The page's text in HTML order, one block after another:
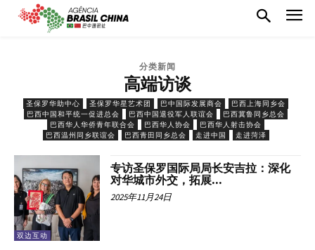
分类新闻
高端访谈
圣保罗华助中心 圣保罗华星艺术团 巴中国际发展商会
巴西上海同乡会
巴西中国和平统一促进总会
巴西中国退役军人联谊会
巴西冀鲁同乡总会
巴西华人华侨青年联合会
巴西华人协会
巴西华人射击协会
巴西温州同乡联谊会
巴西青田同乡总会 走进中国 走进菏泽
双边互动
专访圣保罗国际局局长安吉拉：深化
对华城市外交，拓展...
2025年11月24日